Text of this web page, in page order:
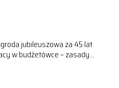
jubileuszowa za 45 lat
w budżetówce – zasady